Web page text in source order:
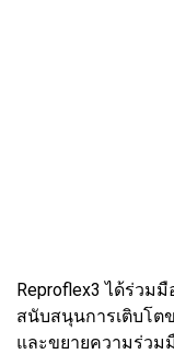
Reproflex3 ได้ร่วมมื
สนับสนุนการเติบโ
และขยายความร่วม